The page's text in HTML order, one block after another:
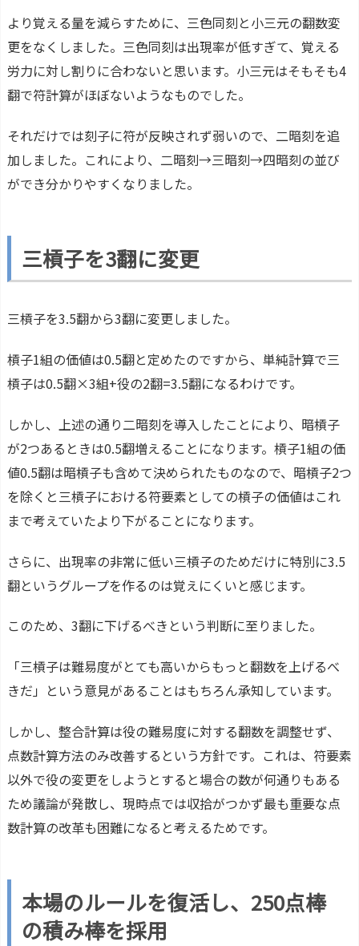
より覚える量を減らすために、三色同刻と小三元の翻数変
更をなくしました。三色同刻は出現率が低すぎて、覚える
労力に対し割りに合わないと思います。小三元はそもそも4
翻で符計算がほぼないようなものでした。
それだけでは刻子に符が反映されず弱いので、二暗刻を追
加しました。これにより、二暗刻→三暗刻→四暗刻の並び
ができ分かりやすくなりました。
三槓子を3翻に変更
三槓子を3.5翻から3翻に変更しました。
槓子1組の価値は0.5翻と定めたのですから、単純計算で三
槓子は0.5翻×3組+役の2翻=3.5翻になるわけです。
しかし、上述の通り二暗刻を導入したことにより、暗槓子
が2つあるときは0.5翻増えることになります。槓子1組の価
値0.5翻は暗槓子も含めて決められたものなので、暗槓子2つ
を除くと三槓子における符要素としての槓子の価値はこれ
まで考えていたより下がることになります。
さらに、出現率の非常に低い三槓子のためだけに特別に3.5
翻というグループを作るのは覚えにくいと感じます。
このため、3翻に下げるべきという判断に至りました。
「三槓子は難易度がとても高いからもっと翻数を上げるべ
きだ」という意見があることはもちろん承知しています。
しかし、整合計算は役の難易度に対する翻数を調整せず、
点数計算方法のみ改善するという方針です。これは、符要素
以外で役の変更をしようとすると場合の数が何通りもある
ため議論が発散し、現時点では収拾がつかず最も重要な点
数計算の改革も困難になると考えるためです。
本場のルールを復活し、250点棒
の積み棒を採用